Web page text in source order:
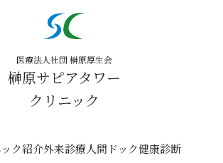
医療法人社団 榊原厚生会
榊原サピアタワー
クリニック
ク紹介外来診療人間ドック健康診断